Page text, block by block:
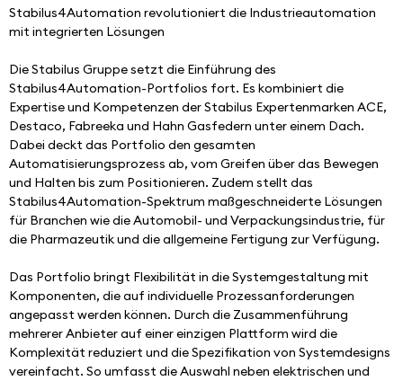
Stabilus4Automation revolutioniert die Industrieautomation
mit integrierten Lösungen
Die Stabilus Gruppe setzt die Einführung des
Stabilus4Automation-Portfolios fort. Es kombiniert die
Expertise und Kompetenzen der Stabilus Expertenmarken ACE,
Destaco, Fabreeka und Hahn Gasfedern unter einem Dach.
Dabei deckt das Portfolio den gesamten
Automatisierungsprozess ab, vom Greifen über das Bewegen
und Halten bis zum Positionieren. Zudem stellt das
Stabilus4Automation-Spektrum maßgeschneiderte Lösungen
für Branchen wie die Automobil- und Verpackungsindustrie, für
die Pharmazeutik und die allgemeine Fertigung zur Verfügung.
Das Portfolio bringt Flexibilität in die Systemgestaltung mit
Komponenten, die auf individuelle Prozessanforderungen
angepasst werden können. Durch die Zusammenführung
mehrerer Anbieter auf einer einzigen Plattform wird die
Komplexität reduziert und die Spezifikation von Systemdesigns
vereinfacht. So umfasst die Auswahl neben elektrischen und